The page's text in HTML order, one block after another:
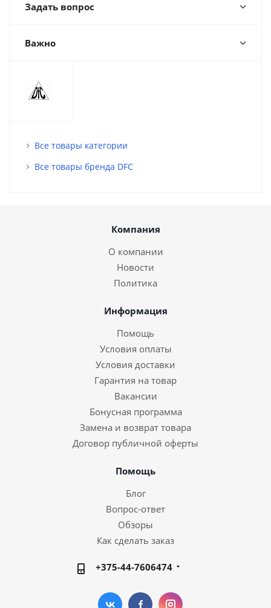
Задать вопрос
Важно
Все товары категории
Все товары бренда DFC
Компания
О компании
Новости
Политика
Информация
Помощь
Условия оплаты
Условия доставки
Гарантия на товар
Вакансии
Бонусная программа
Замена и возврат товара
Договор публичной оферты
Помощь
Блог
Вопрос-ответ
Обзоры
Как сделать заказ
+375-44-7606474